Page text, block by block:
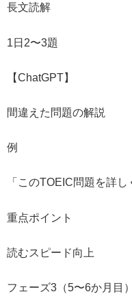
長文読解
1日2〜3題
【ChatGPT】
間違えた問題の解説
例
「このTOEIC問題を詳し
重点ポイント
読むスピード向上
フェーズ3（5〜6か月目）